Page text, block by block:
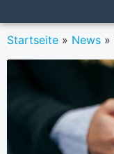
Startseite » News »